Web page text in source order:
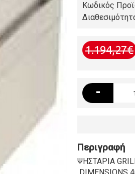
Κωδικός
1.194,27€
-
Περιγραφή
ΨΗΣΤΑΡΙΑ